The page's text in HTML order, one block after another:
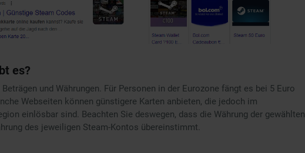
es?
und Währungen. Für Personen in der Eurozone fängt es bei 5 Euro
Webseiten können günstigere Karten anbieten, die jedoch im
einlösbar sind. Beachten Sie deswegen, dass die Währung der gewählten
des jeweiligen Steam-Kontos übereinstimmt.